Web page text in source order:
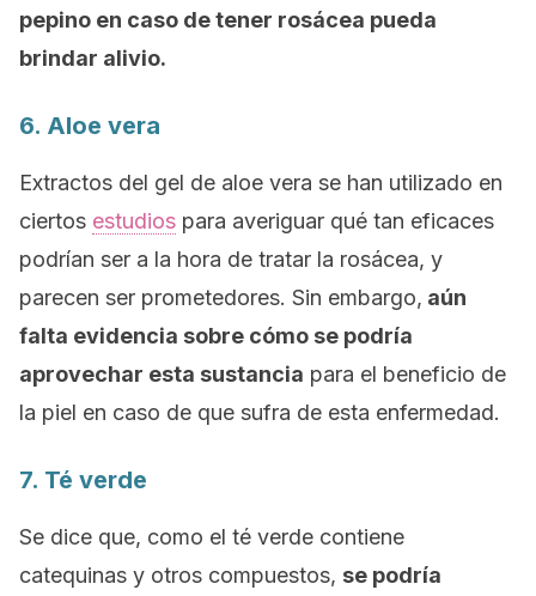
pepino en caso de tener rosácea pueda
brindar alivio.
6. Aloe vera
Extractos del gel de aloe vera se han utilizado en
ciertos estudios para averiguar qué tan eficaces
podrían ser a la hora de tratar la rosácea, y
parecen ser prometedores. Sin embargo, aún
falta evidencia sobre cómo se podría
aprovechar esta sustancia para el beneficio de
la piel en caso de que sufra de esta enfermedad.
7. Té verde
Se dice que, como el té verde contiene
catequinas y otros compuestos, se podría